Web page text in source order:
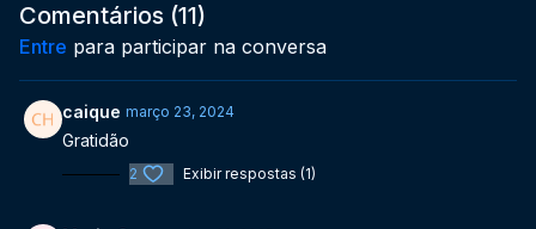
Comentários (11)
Entre para participar na conversa
caique março 23, 2024
Gratidão
2 Exibir respostas (1)